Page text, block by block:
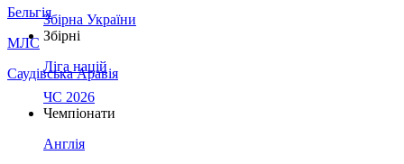
Бельгія
МЛС
Саудівська Аравія
Збірна України
Збірні
Ліга націй
ЧС 2026
Чемпіонати
Англія